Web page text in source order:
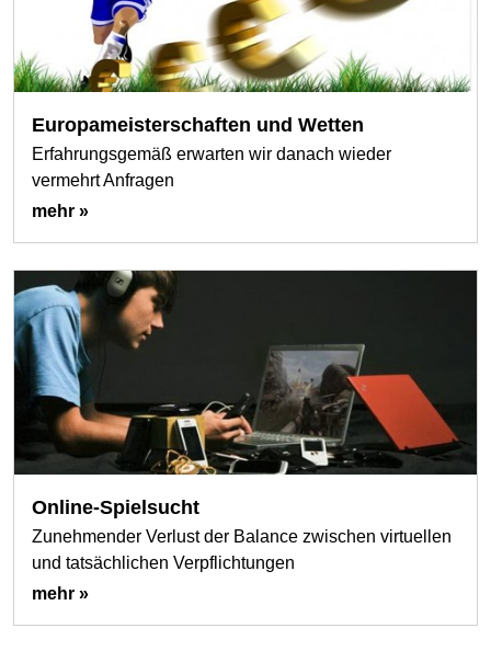
Europameisterschaften und Wetten
Erfahrungsgemäß erwarten wir danach wieder
vermehrt Anfragen
mehr »
Online-Spielsucht
Zunehmender Verlust der Balance zwischen virtuellen
und tatsächlichen Verpflichtungen
mehr »